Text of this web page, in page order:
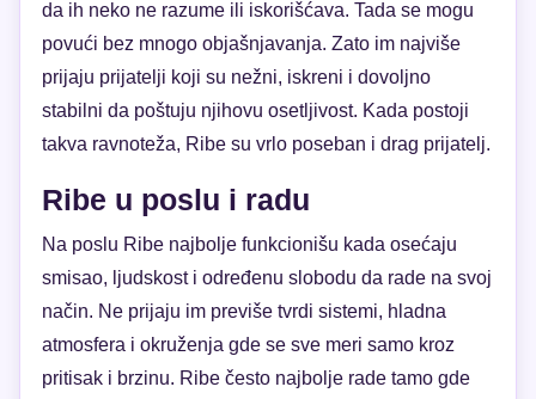
da ih neko ne razume ili iskorišćava. Tada se mogu
povući bez mnogo objašnjavanja. Zato im najviše
prijaju prijatelji koji su nežni, iskreni i dovoljno
stabilni da poštuju njihovu osetljivost. Kada postoji
takva ravnoteža, Ribe su vrlo poseban i drag prijatelj.
Ribe u poslu i radu
Na poslu Ribe najbolje funkcionišu kada osećaju
smisao, ljudskost i određenu slobodu da rade na svoj
način. Ne prijaju im previše tvrdi sistemi, hladna
atmosfera i okruženja gde se sve meri samo kroz
pritisak i brzinu. Ribe često najbolje rade tamo gde